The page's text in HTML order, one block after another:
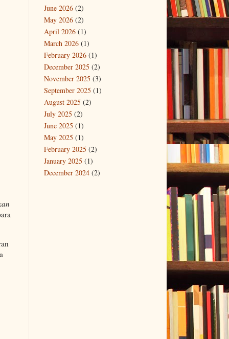
June 2026 (2)
May 2026 (2)
April 2026 (1)
March 2026 (1)
February 2026 (1)
December 2025 (2)
November 2025 (3)
September 2025 (1)
August 2025 (2)
July 2025 (2)
June 2025 (1)
May 2025 (1)
February 2025 (2)
January 2025 (1)
December 2024 (2)